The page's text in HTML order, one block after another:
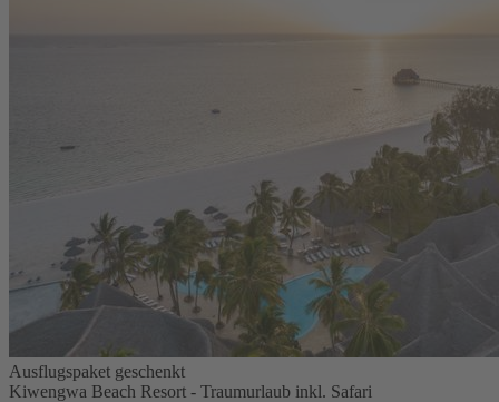
Ausflugspaket geschenkt
Kiwengwa Beach Resort - Traumurlaub inkl. Safari